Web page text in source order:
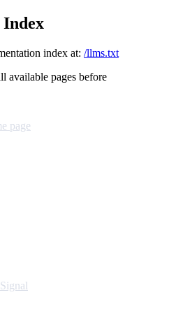
Index
index at: /llms.txt
available pages before
page